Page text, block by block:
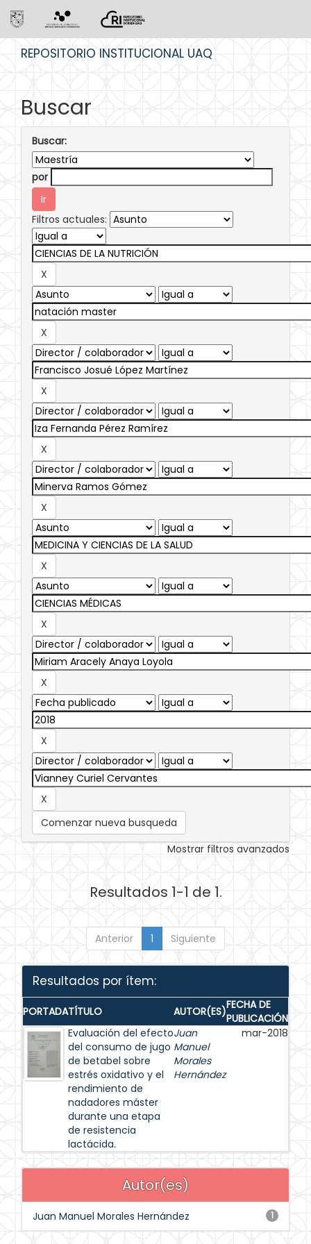
REPOSITORIO INSTITUCIONAL UAQ
Buscar
Buscar:
por
Filtros actuales:
Comenzar nueva busqueda
Mostrar filtros avanzados
Resultados 1-1 de 1.
Anterior 1 Siguiente
Resultados por ítem:
PORTADATÍTULO AUTOR(ES)FECHA DE
PUBLICACIÓN
Evaluación del efecto
del consumo de jugo
de betabel sobre
estrés oxidativo y el
rendimiento de
nadadores máster
durante una etapa
de resistencia
lactácida.
Juan
Manuel
Morales
Hernández
mar-2018
Autor(es)
1
Juan Manuel Morales Hernández